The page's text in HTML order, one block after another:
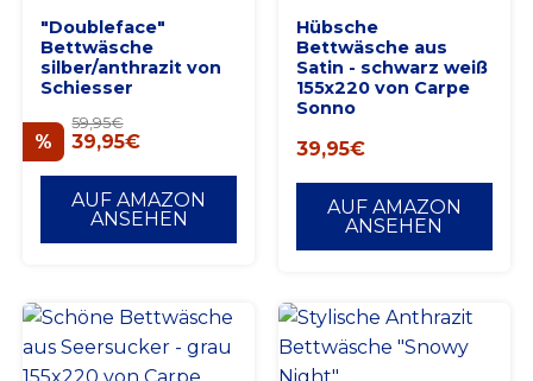
"Doubleface"
Bettwäsche
silber/anthrazit von
Schiesser
59,95€
39,95€
AUF AMAZON
ANSEHEN
Hübsche
Bettwäsche aus
Satin - schwarz weiß
155x220 von Carpe
Sonno
39,95€
AUF AMAZON
ANSEHEN